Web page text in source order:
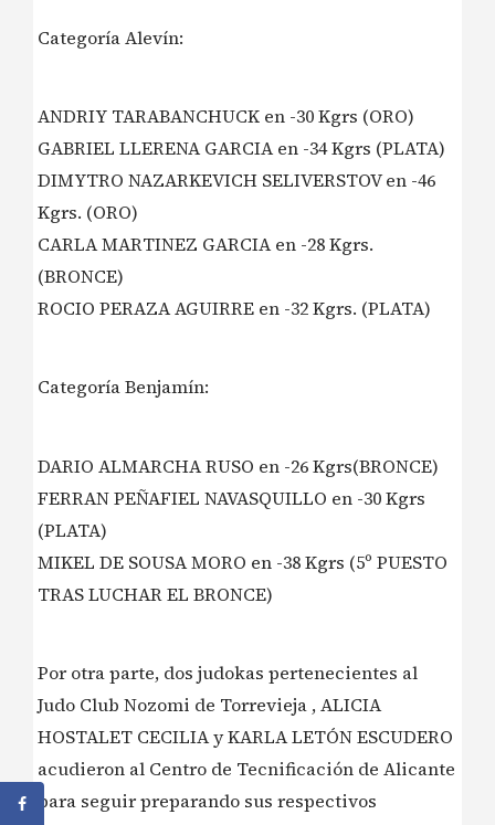
Categoría Alevín:
ANDRIY TARABANCHUCK en -30 Kgrs (ORO)
GABRIEL LLERENA GARCIA en -34 Kgrs (PLATA)
DIMYTRO NAZARKEVICH SELIVERSTOV en -46
Kgrs. (ORO)
CARLA MARTINEZ GARCIA en -28 Kgrs.
(BRONCE)
ROCIO PERAZA AGUIRRE en -32 Kgrs. (PLATA)
Categoría Benjamín:
DARIO ALMARCHA RUSO en -26 Kgrs(BRONCE)
FERRAN PEÑAFIEL NAVASQUILLO en -30 Kgrs
(PLATA)
MIKEL DE SOUSA MORO en -38 Kgrs (5º PUESTO
TRAS LUCHAR EL BRONCE)
Por otra parte, dos judokas pertenecientes al
Judo Club Nozomi de Torrevieja , ALICIA
HOSTALET CECILIA y KARLA LETÓN ESCUDERO
acudieron al Centro de Tecnificación de Alicante
para seguir preparando sus respectivos